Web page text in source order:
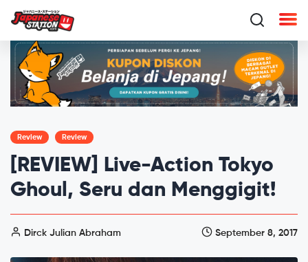
Review Review
[REVIEW] Live-Action Tokyo
Ghoul, Seru dan Menggigit!
Dirck Julian Abraham September 8, 2017